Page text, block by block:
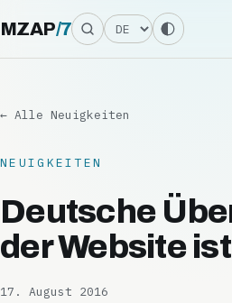
MZAP/7 Sprache
← Alle Neuigkeiten
NEUIGKEITEN
Deutsche
der Website
17. August 2016